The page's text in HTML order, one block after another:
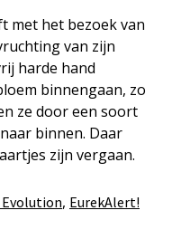
met het bezoek van
van zijn
harde hand
binnengaan, zo
ze door een soort
binnen. Daar
zijn vergaan.
, EurekAlert!